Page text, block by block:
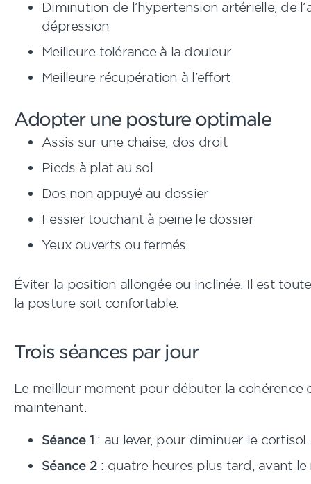
Diminution de l’hypertension artérielle, de
dépression
Meilleure tolérance à la douleur
Meilleure récupération à l’effort
Adopter une posture optimale
Assis sur une chaise, dos droit
Pieds à plat au sol
Dos non appuyé au dossier
Fessier touchant à peine le dossier
Yeux ouverts ou fermés
Éviter la position allongée ou inclinée. Il est
la posture soit confortable.
Trois séances par jour
Le meilleur moment pour débuter la cohérence
maintenant.
Séance 1 : au lever, pour diminuer le cortisol.
Séance 2 : quatre heures plus tard, avant